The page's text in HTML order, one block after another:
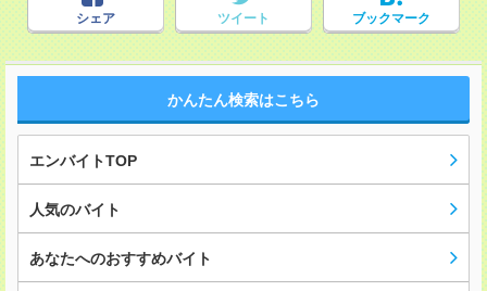
シェア ツイート ブックマーク
かんたん検索はこちら
エンバイトTOP
人気のバイト
あなたへのおすすめバイト